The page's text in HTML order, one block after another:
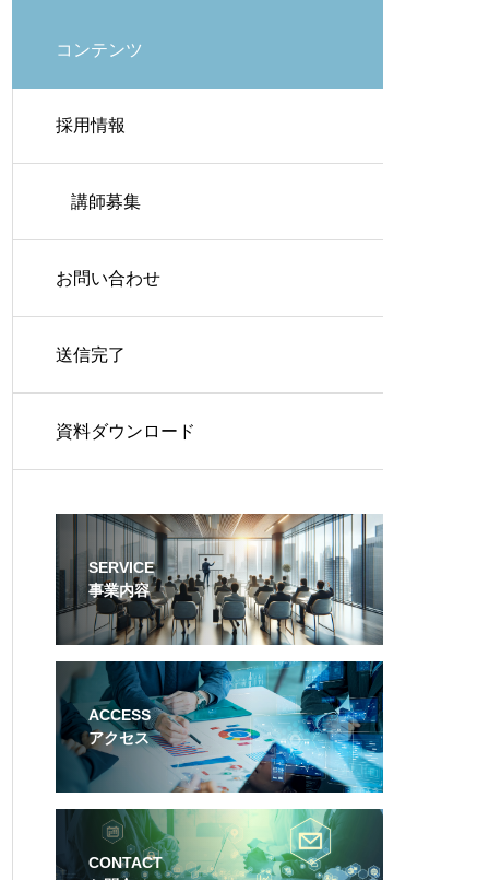
コンテンツ
採用情報
講師募集
お問い合わせ
送信完了
資料ダウンロード
SERVICE
事業内容
ACCESS
アクセス
CONTACT